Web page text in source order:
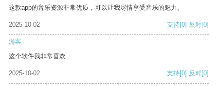
这款app的音乐资源非常优质，可以让我尽情享受音乐的魅力。
2025-10-02 支持[0] 反对[0]
游客
这个软件我非常喜欢
2025-10-02 支持[0] 反对[0]